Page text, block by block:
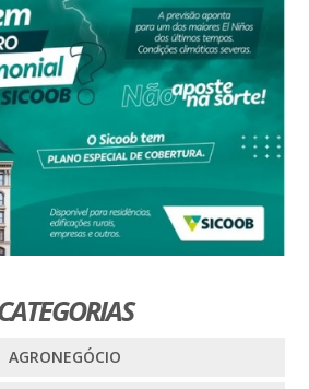
AGRONEGÓCIO